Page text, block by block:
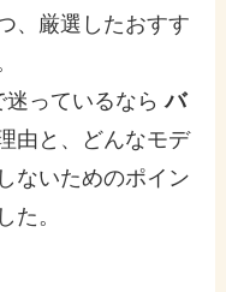
、厳選したおすす
迷っているならバ
由と、どんなモデ
ないためのポイン
た。